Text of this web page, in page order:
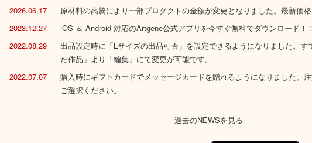
2026.06.17 原材料の高騰により一部プロダクトの金額が変更となりました。最新価
2023.12.27
iOS ＆ Android 対応のArtgene公式アプリを今すぐ無料でダウンロード！！
2022.08.29
出品設定時に「Lサイズの出品可否」を設定できるようになりました。す
た作品」より「編集」にて変更が可能です。
2022.07.07
購入時にギフトカードでメッセージカードを贈れるようになりました。
ご選択ください。
過去のNEWSを見る